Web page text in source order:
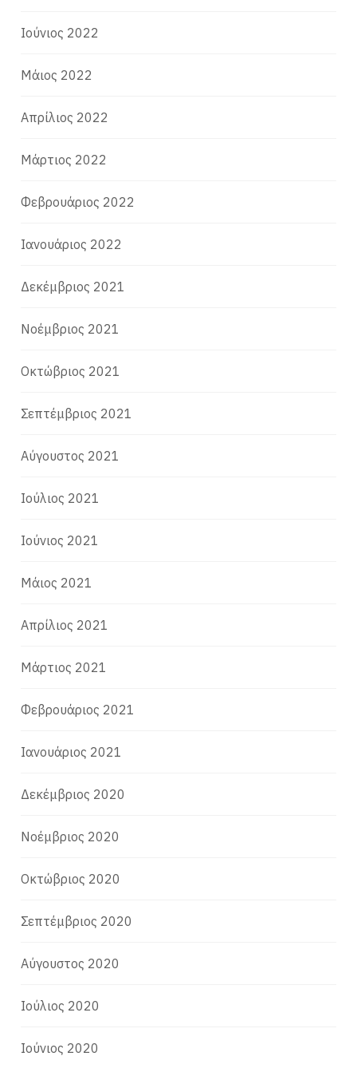
Ιούνιος 2022
Μάιος 2022
Απρίλιος 2022
Μάρτιος 2022
Φεβρουάριος 2022
Ιανουάριος 2022
Δεκέμβριος 2021
Νοέμβριος 2021
Οκτώβριος 2021
Σεπτέμβριος 2021
Αύγουστος 2021
Ιούλιος 2021
Ιούνιος 2021
Μάιος 2021
Απρίλιος 2021
Μάρτιος 2021
Φεβρουάριος 2021
Ιανουάριος 2021
Δεκέμβριος 2020
Νοέμβριος 2020
Οκτώβριος 2020
Σεπτέμβριος 2020
Αύγουστος 2020
Ιούλιος 2020
Ιούνιος 2020